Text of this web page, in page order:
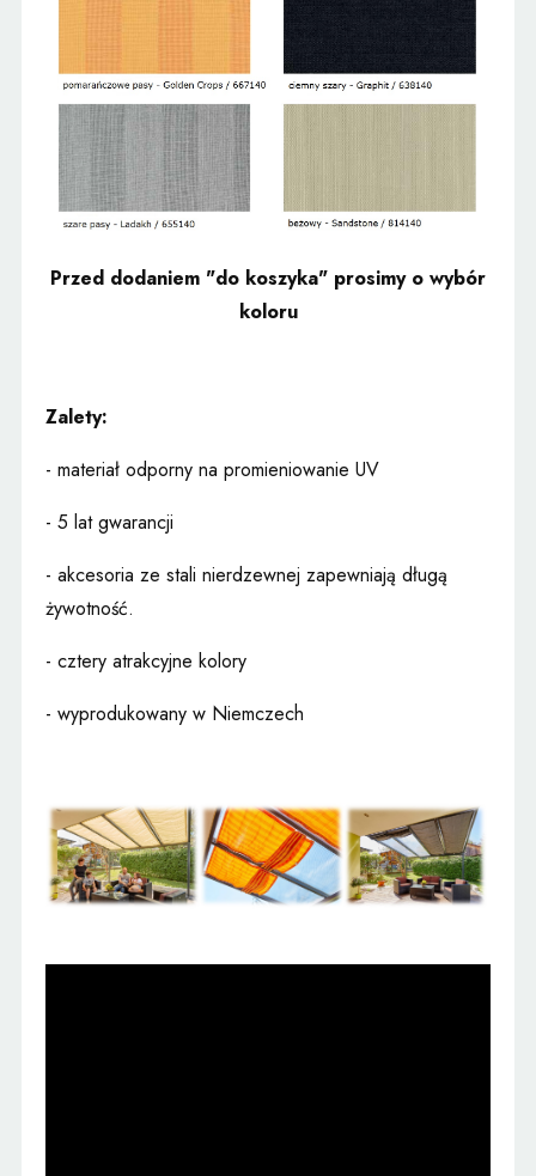
Przed dodaniem "do koszyka" prosimy o wybór
koloru
Zalety:
- materiał odporny na promieniowanie UV
- 5 lat gwarancji
- akcesoria ze stali nierdzewnej zapewniają długą
żywotność.
- cztery atrakcyjne kolory
- wyprodukowany w Niemczech